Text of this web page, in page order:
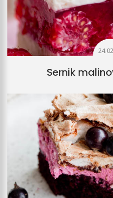
Sernik